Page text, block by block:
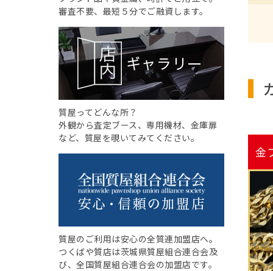
金
審査不要、最短５分でご融資します。
質屋ってどんな所？
外観から査定ブース、専用機材、金庫扉
など、質屋を覗いてみてください。
質屋のご利用は安心の全質連加盟店へ。
つくばや質店は茨城県質屋組合連合会及
び、全国質屋組合連合会の加盟店です。